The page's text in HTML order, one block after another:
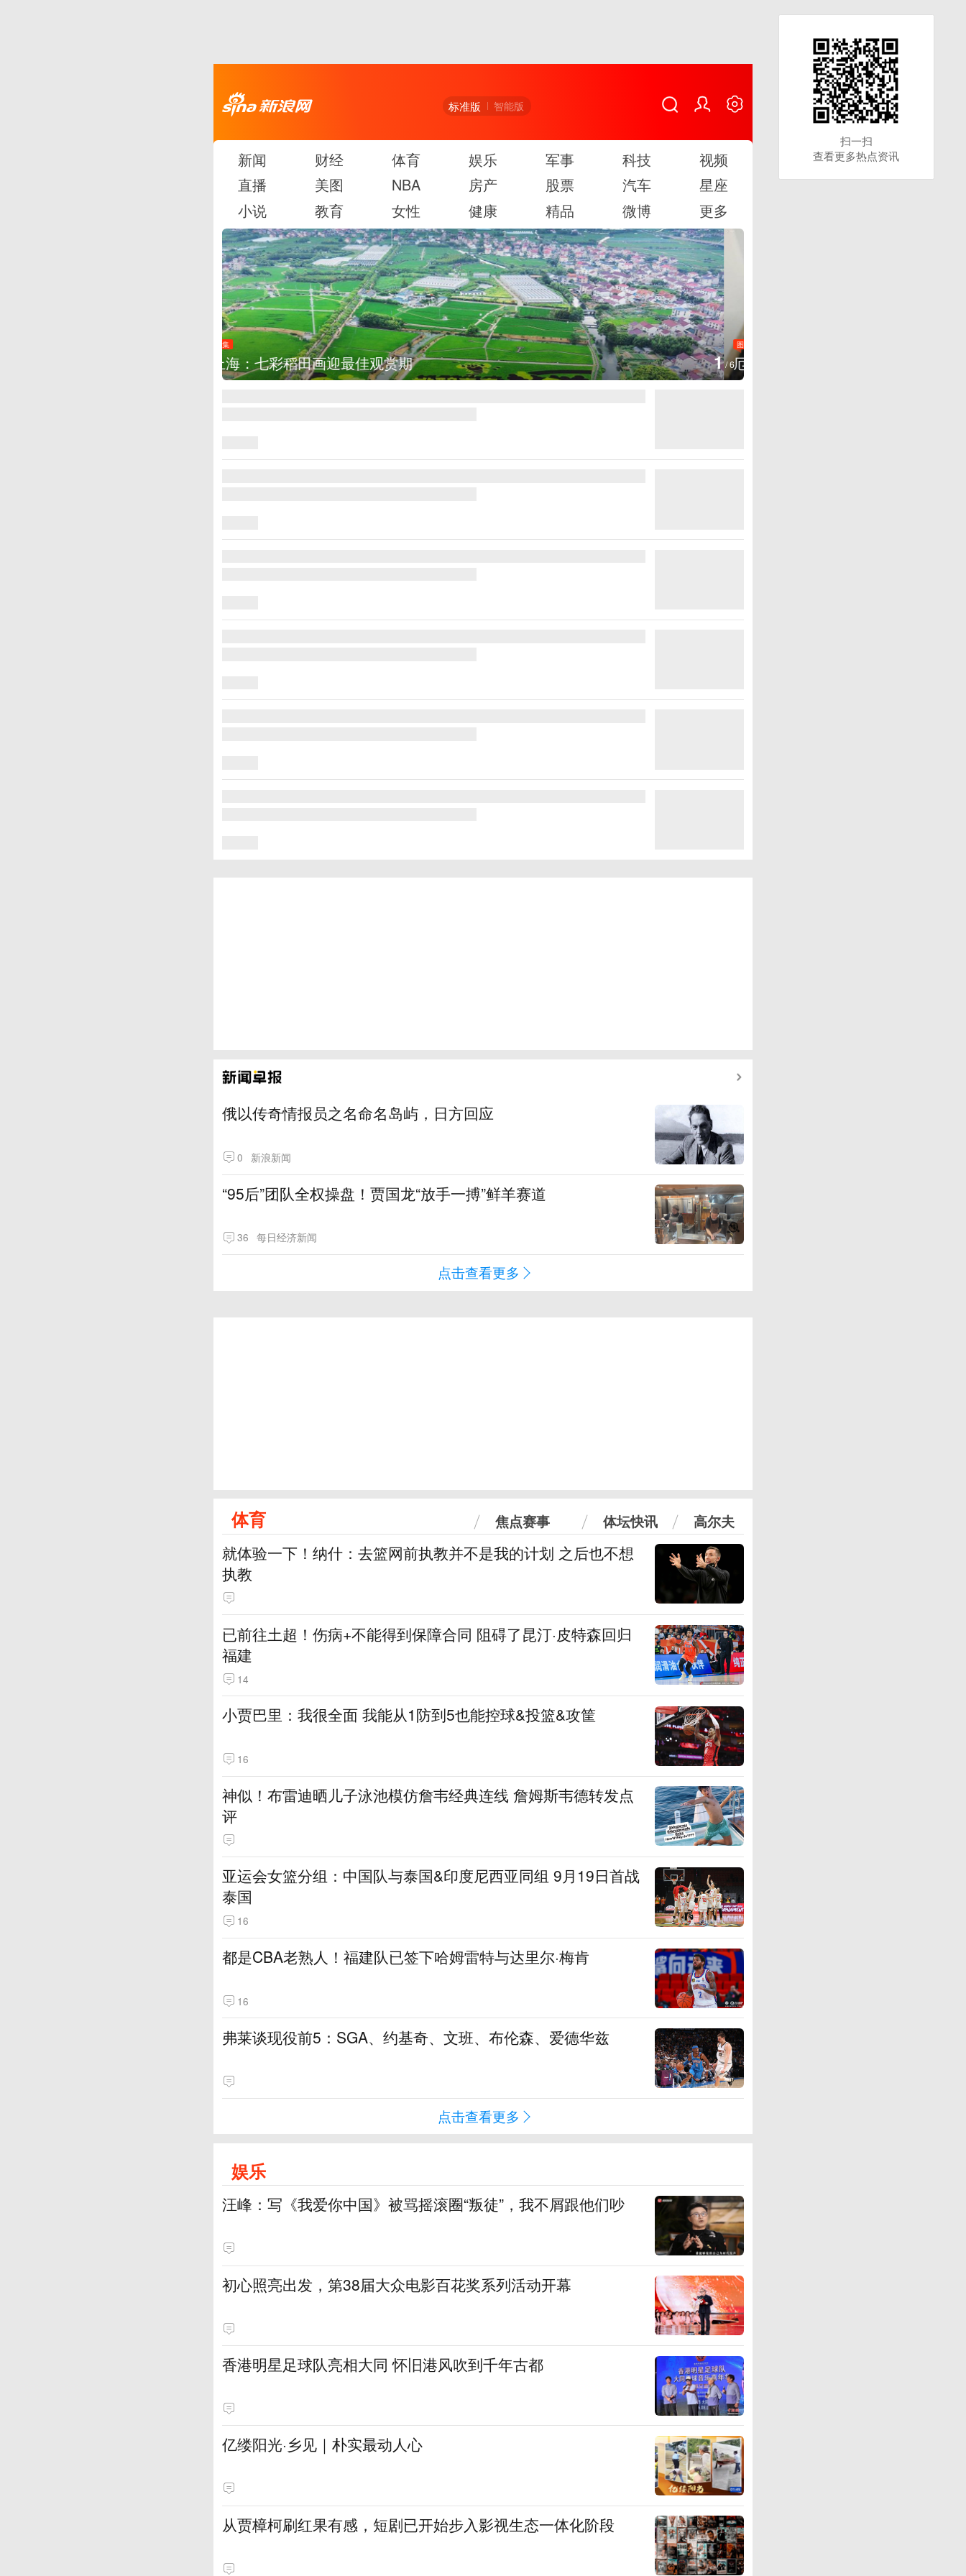
标准版 智能版
新闻 财经 体育 娱乐 军事 科技
视频
直播
美图 NBA 房产 股票 汽车
星座
小说
教育 女性 健康 精品 微博 更多
厄瓜多尔总统诺沃亚会见阿根廷总统米莱 1/6
俄以传奇情报员之名命名岛屿，日方回应
0 新浪新闻
“95后”团队全权操盘！贾国龙“放手一搏”鲜羊赛道
36 每日经济新闻
点击查看更多
体育 焦点赛事 体坛快讯 高尔夫
就体验一下！纳什：去篮网前执教并不是我的计划 之后也不想
执教
已前往土超！伤病+不能得到保障合同 阻碍了昆汀·皮特森回归
福建
14
小贾巴里：我很全面 我能从1防到5也能控球&投篮&攻筐
16
神似！布雷迪晒儿子泳池模仿詹韦经典连线 詹姆斯韦德转发点
评
亚运会女篮分组：中国队与泰国&印度尼西亚同组 9月19日首战
泰国
16
都是CBA老熟人！福建队已签下哈姆雷特与达里尔·梅肯
16
弗莱谈现役前5：SGA、约基奇、文班、布伦森、爱德华兹
点击查看更多
娱乐
汪峰：写《我爱你中国》被骂摇滚圈“叛徒”，我不屑跟他们吵
初心照亮出发，第38届大众电影百花奖系列活动开幕
香港明星足球队亮相大同 怀旧港风吹到千年古都
亿缕阳光·乡见｜朴实最动人心
从贾樟柯刷红果有感，短剧已开始步入影视生态一体化阶段
扫一扫
查看更多热点资讯
扫一扫
查看更多热点资讯